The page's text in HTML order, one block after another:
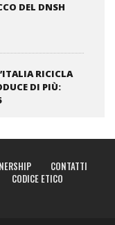
DEL DNSH
RICICLA
DI PIÙ:
CONTATTI
CODICE ETICO